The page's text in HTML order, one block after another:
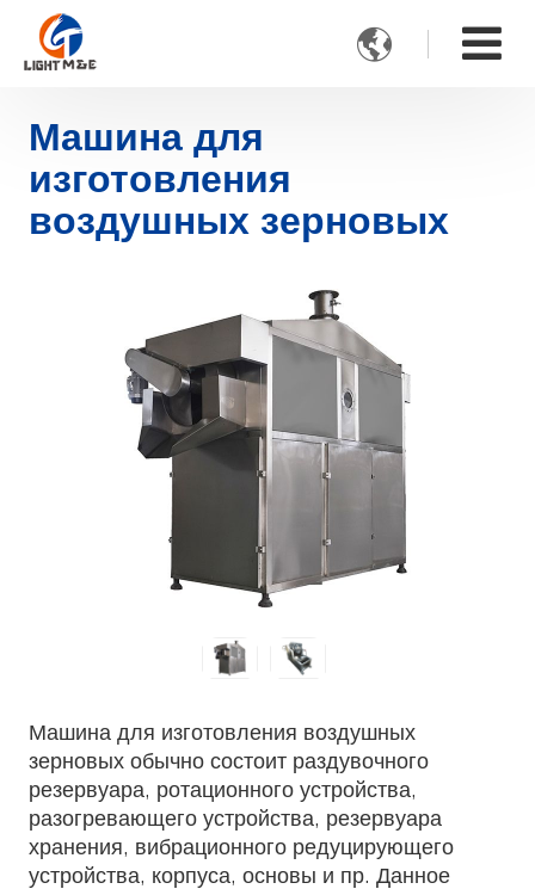

Машина для
изготовления
воздушных зерновых
Машина для изготовления воздушных
зерновых обычно состоит раздувочного
резервуара, ротационного устройства,
разогревающего устройства, резервуара
хранения, вибрационного редуцирующего
устройства, корпуса, основы и пр. Данное